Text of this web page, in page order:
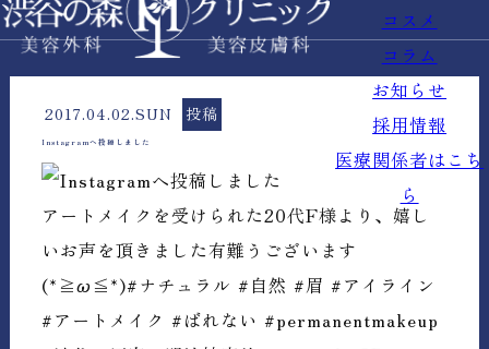
コスメ
コラム
お知らせ
採用情報
医療関係者はこち
ら
2017.04.02.SUN 投稿
Instagramへ投稿しました
アートメイクを受けられた20代F様より、嬉し
いお声を頂きました有難うございます
(*≧ω≦*)#ナチュラル #自然 #眉 #アイライン
#アートメイク #ばれない #permanentmakeup